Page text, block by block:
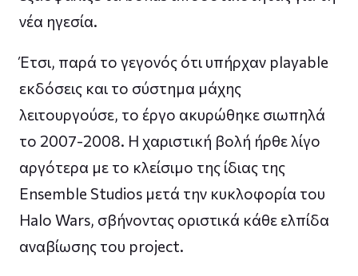
νέα ηγεσία.
Έτσι, παρά το γεγονός ότι υπήρχαν playable
εκδόσεις και το σύστημα μάχης
λειτουργούσε, το έργο ακυρώθηκε σιωπηλά
το 2007-2008. Η χαριστική βολή ήρθε λίγο
αργότερα με το κλείσιμο της ίδιας της
Ensemble Studios μετά την κυκλοφορία του
Halo Wars, σβήνοντας οριστικά κάθε ελπίδα
αναβίωσης του project.